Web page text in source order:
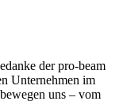
der pro-beam
Unternehmen im
uns – vom